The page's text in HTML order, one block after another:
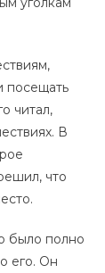
посещать
читал,
В
что
было полно
его. Он